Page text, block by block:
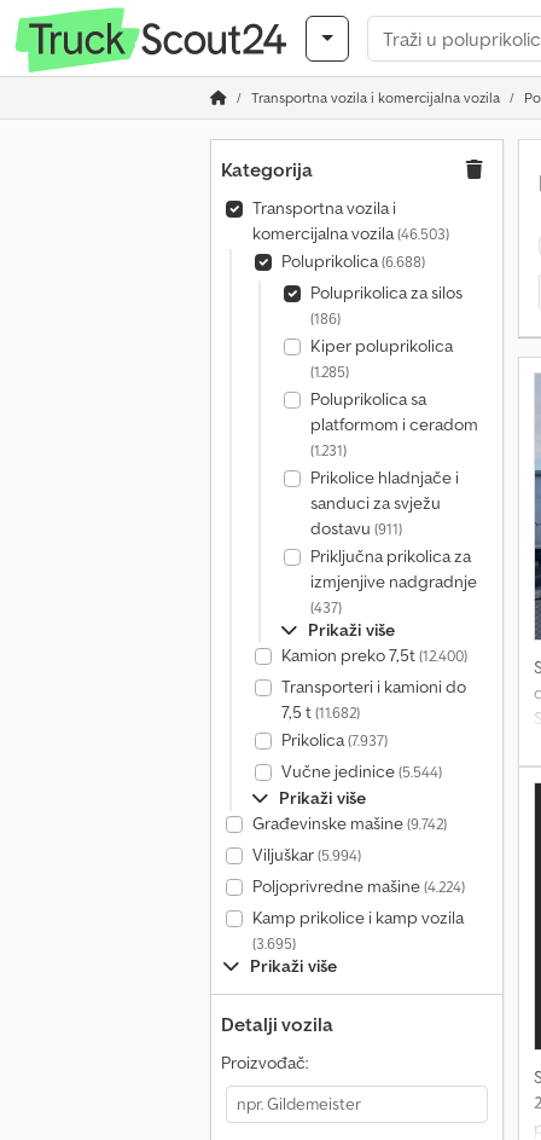
Transportna vozila i komercijalna vozila
Kategorija
Transportna vozila i
komercijalna vozila(46.503)
Poluprikolica(6.688)
Poluprikolica za silos
(186)
Kiper poluprikolica
(1.285)
Poluprikolica sa
platformom i ceradom
(1.231)
Prikolice hladnjače i
sanduci za svježu
dostavu (911)
Priključna prikolica za
izmjenjive nadgradnje
(437)
Prikaži više
Kamion preko 7,5t(12.400)
Transporteri i kamioni do
7,5 t(11.682)
Prikolica(7.937)
Vučne jedinice(5.544)
Prikaži više
Građevinske mašine(9.742)
Viljuškar(5.994)
Poljoprivredne mašine(4.224)
Kamp prikolice i kamp vozila
(3.695)
Prikaži više
Detalji vozila
Proizvođač: